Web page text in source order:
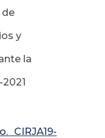
de
y
la
CIRJA19-